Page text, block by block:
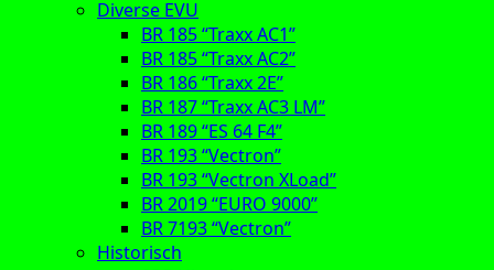
Diverse EVU
BR 185 “Traxx AC1”
BR 185 “Traxx AC2”
BR 186 “Traxx 2E”
BR 187 “Traxx AC3 LM”
BR 189 “ES 64 F4”
BR 193 “Vectron”
BR 193 “Vectron XLoad”
BR 2019 “EURO 9000”
BR 7193 “Vectron”
Historisch